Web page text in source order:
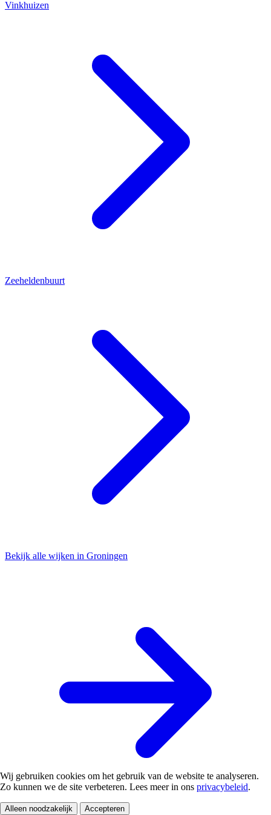
Vinkhuizen
Zeeheldenbuurt
Bekijk alle wijken in Groningen
Wij gebruiken cookies om het gebruik van de website te analyseren.
Zo kunnen we de site verbeteren. Lees meer in ons privacybeleid.
Alleen noodzakelijk Accepteren